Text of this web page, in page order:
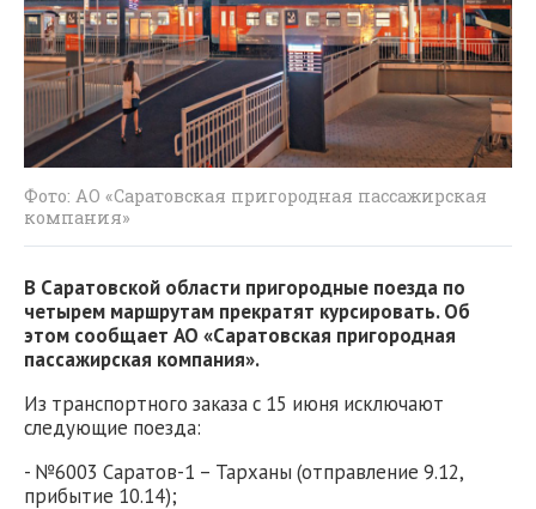
Фото: АО «Саратовская пригородная пассажирская
компания»
В Саратовской области пригородные поезда по
четырем маршрутам прекратят курсировать. Об
этом сообщает АО «Саратовская пригородная
пассажирская компания».
Из транспортного заказа с 15 июня исключают
следующие поезда:
- №6003 Саратов-1 – Тарханы (отправление 9.12,
прибытие 10.14);